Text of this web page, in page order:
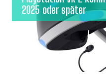
2025 oder später